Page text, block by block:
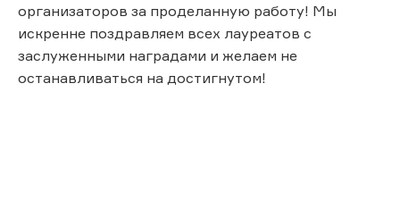
организаторов за проделанную работу! Мы
искренне поздравляем всех лауреатов с
заслуженными наградами и желаем не
останавливаться на достигнутом!